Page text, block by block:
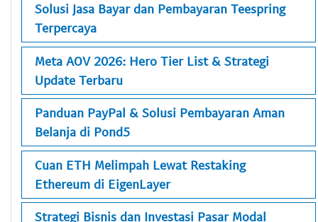
Solusi Jasa Bayar dan Pembayaran Teespring
Terpercaya
Meta AOV 2026: Hero Tier List & Strategi
Update Terbaru
Panduan PayPal & Solusi Pembayaran Aman
Belanja di Pond5
Cuan ETH Melimpah Lewat Restaking
Ethereum di EigenLayer
Strategi Bisnis dan Investasi Pasar Modal